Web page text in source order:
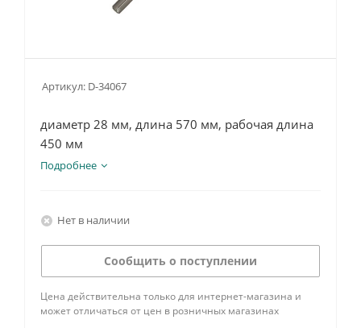
Артикул: D-34067
диаметр 28 мм, длина 570 мм, рабочая длина
450 мм
Подробнее
Нет в наличии
Сообщить о поступлении
Цена действительна только для интернет-магазина и
может отличаться от цен в розничных магазинах